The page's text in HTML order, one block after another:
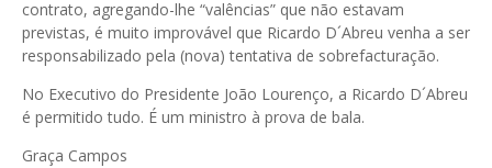
contrato, agregando-lhe “valências” que não estavam
previstas, é muito improvável que Ricardo D´Abreu venha a ser
responsabilizado pela (nova) tentativa de sobrefacturação.
No Executivo do Presidente João Lourenço, a Ricardo D´Abreu
é permitido tudo. É um ministro à prova de bala.
Graça Campos